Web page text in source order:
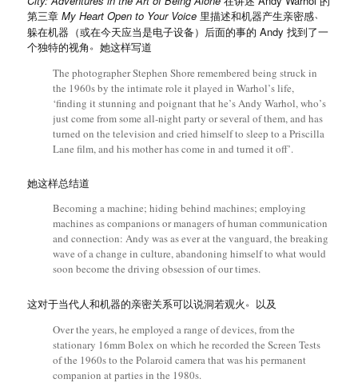
第三章My Heart Open to Your Voice 里描述和机器产生亲密感
躲在机器 （或在今天应当是电子设备） 后面的事的 Andy 找到了一
个独特的视角 。 她这样写道
The photographer Stephen Shore remembered being struck in
the 1960s by the intimate role it played in Warhol’s life,
‘finding it stunning and poignant that he’s Andy Warhol, who’s
just come from some all-night party or several of them, and has
turned on the television and cried himself to sleep to a Priscilla
Lane film, and his mother has come in and turned it off’.
她这样总结道
Becoming a machine; hiding behind machines; employing
machines as companions or managers of human communication
and connection: Andy was as ever at the vanguard, the breaking
wave of a change in culture, abandoning himself to what would
soon become the driving obsession of our times.
这对于当代人和机器的亲密关系可以说洞若观火 。 以及
Over the years, he employed a range of devices, from the
stationary 16mm Bolex on which he recorded the Screen Tests
of the 1960s to the Polaroid camera that was his permanent
companion at parties in the 1980s.